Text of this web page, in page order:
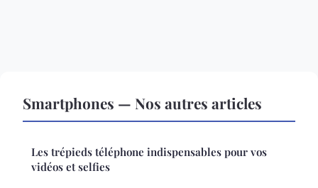
Smartphones — Nos autres articles
Les trépieds téléphone indispensables pour vos
vidéos et selfies